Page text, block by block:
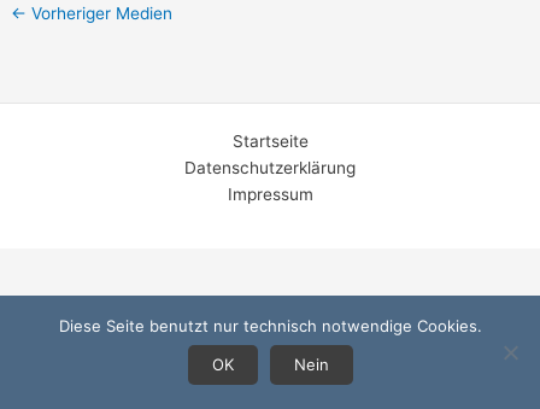
← Vorheriger Medien
Startseite
Datenschutzerklärung
Impressum
Diese Seite benutzt nur technisch notwendige Cookies.
OK
Nein